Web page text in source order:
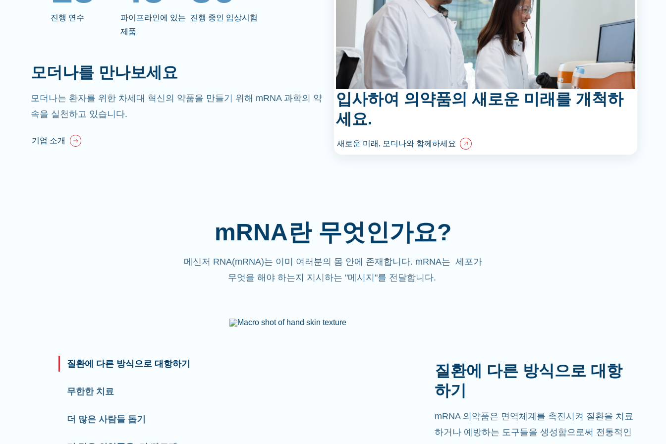
진행 연수
파이프라인에 있는
제품
진행 중인 임상시험
모더나를 만나보세요
모더나는 환자를 위한 차세대 혁신의 약품을 만들기 위해 mRNA 과학의 약
속을 실천하고 있습니다.
기업 소개
입사하여 의약품의 새로운 미래를 개척하
세요.
새로운 미래, 모더나와 함께하세요
mRNA란 무엇인가요?
메신저 RNA(mRNA)는 이미 여러분의 몸 안에 존재합니다. mRNA는 세포가
무엇을 해야 하는지 지시하는 "메시지"를 전달합니다.
질환에 다른 방식으로 대항하기
무한한 치료
더 많은 사람들 돕기
질환에 다른 방식으로 대항
하기
mRNA 의약품은 면역체계를 촉진시켜 질환을 치료
하거나 예방하는 도구들을 생성함으로써 전통적인